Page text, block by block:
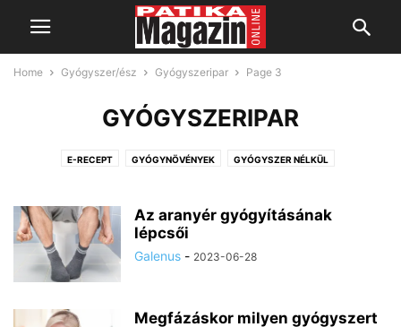
Home Gyógyszer/ész Gyógyszeripar Page 3
GYÓGYSZERIPAR
E-RECEPT GYÓGYNÖVÉNYEK GYÓGYSZER NÉLKÜL
HOLISZTIKUS GYÓGYÁSZAT
Az aranyér gyógyításának
lépcsői
Galenus - 2023-06-28
Megfázáskor milyen gyógyszert